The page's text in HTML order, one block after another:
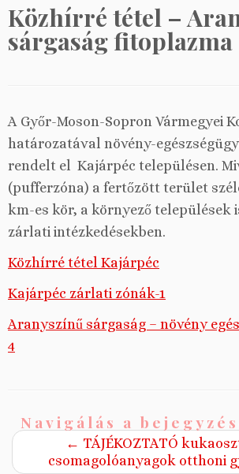
Közhírré tétel –
sárgaság fitoplazma
A Győr-Moson-Sopron Vármegyei
határozatával növény-
rendelt el Kajárpéc településen.
(pufferzóna) a fertőzött terület
km-es kör, a környező települések
zárlati intézkedésekben.
Közhírré tétel Kajárpéc
Kajárpéc zárlati zónák-1
Aranyszínű sárgaság – növény
4
Navigálás a
← TÁJÉKOZTATÓ
csomagolóanyagok otthoni